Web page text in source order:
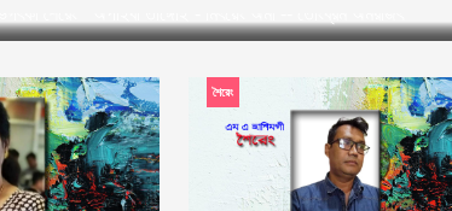
ভগৎকী শৈরেং “ অপাইবা তাঙ্গোই”- মিৎয়েং অমা -- তোংব্রম অমরজিৎ
শৈরেং